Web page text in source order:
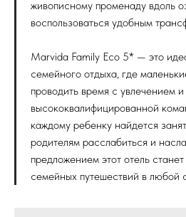
живописному променаду вдоль
воспользоваться удобным
Marvida Family Eco 5* — это
семейного отдыха, где
проводить время с увлечением
высококвалифицированной
каждому ребенку найдется
родителям расслабиться и
предложением этот отель
семейных путешествий в любой